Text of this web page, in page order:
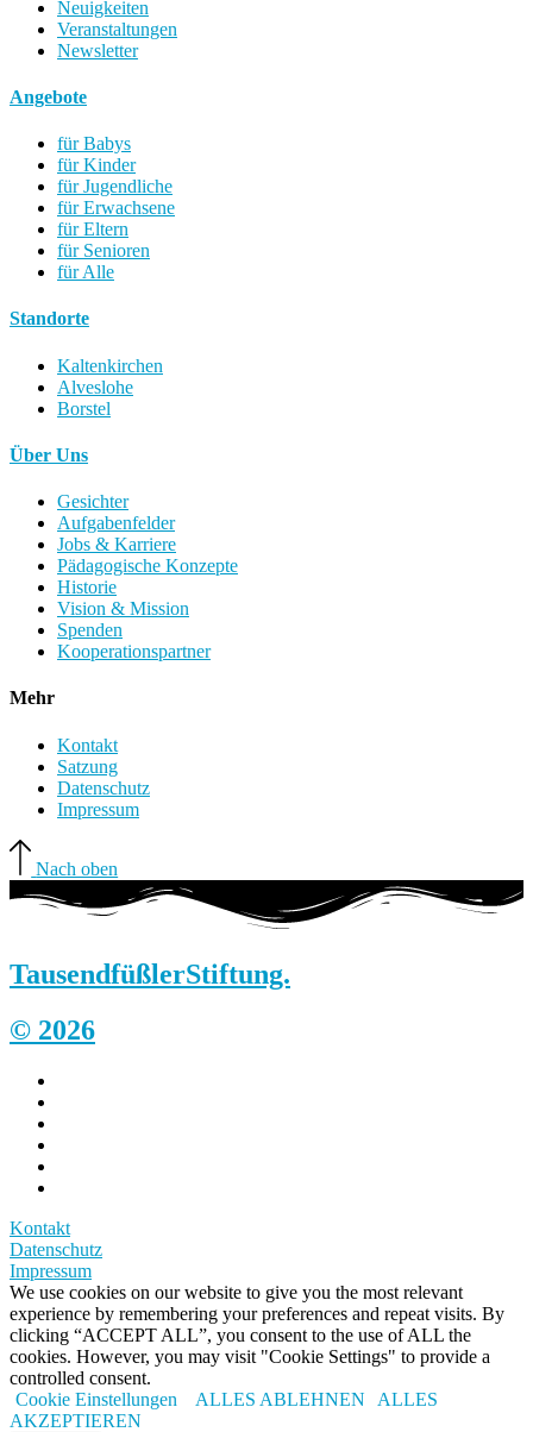
Neuigkeiten
Veranstaltungen
Newsletter
Angebote
für Babys
für Kinder
für Jugendliche
für Erwachsene
für Eltern
für Senioren
für Alle
Standorte
Kaltenkirchen
Alveslohe
Borstel
Über Uns
Gesichter
Aufgabenfelder
Jobs & Karriere
Pädagogische Konzepte
Historie
Vision & Mission
Spenden
Kooperationspartner
Mehr
Kontakt
Satzung
Datenschutz
Impressum
Nach oben
TausendfüßlerStiftung.
© 2026
Kontakt
Datenschutz
Impressum
We use cookies on our website to give you the most relevant
experience by remembering your preferences and repeat visits. By
clicking “ACCEPT ALL”, you consent to the use of ALL the
cookies. However, you may visit "Cookie Settings" to provide a
controlled consent.
Cookie Einstellungen
ALLES ABLEHNEN
ALLES
AKZEPTIEREN